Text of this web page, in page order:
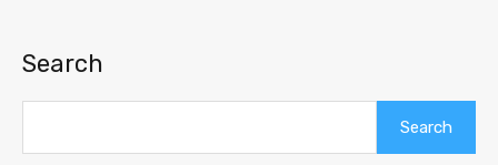
Search
Search